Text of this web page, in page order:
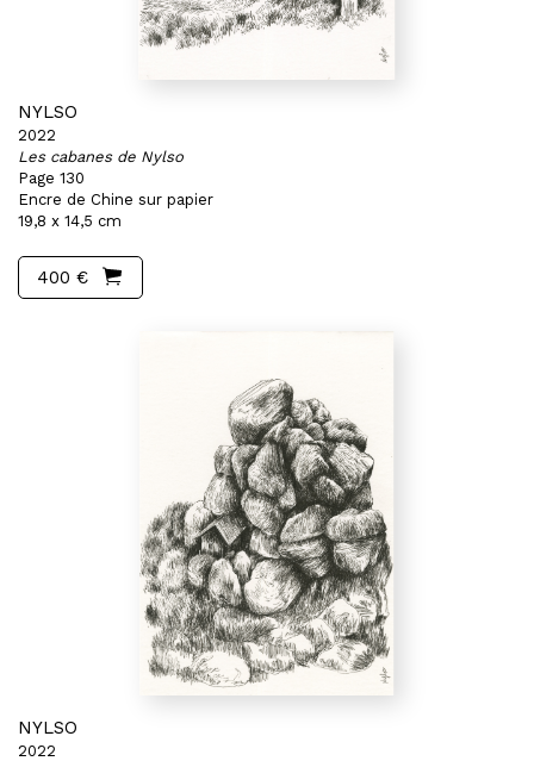
NYLSO
2022
Les cabanes de Nylso
Page 130
Encre de Chine sur papier
19,8 x 14,5 cm
400 €
NYLSO
2022